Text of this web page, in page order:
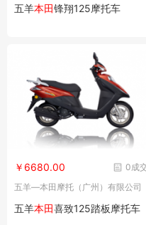
五羊本田锋翔125摩托车
0成
￥6680.00
五羊—本田摩托（广州）有限公司
五羊本田喜致125踏板摩托车